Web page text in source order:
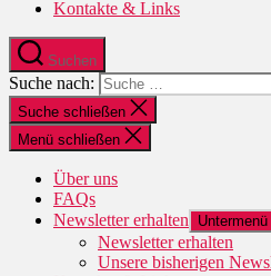
Kontakte & Links
Suchen
Suche nach:
Suche schließen
Menü schließen
Über uns
FAQs
Newsletter erhalten
Newsletter erhalten
Unsere bisherigen